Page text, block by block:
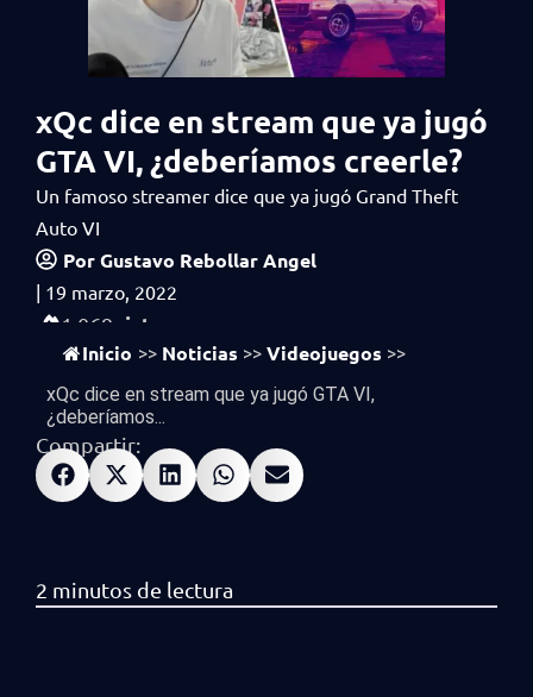
xQc dice en stream que ya jugó
GTA VI, ¿deberíamos creerle?
Un famoso streamer dice que ya jugó Grand Theft
Auto VI
PorGustavo Rebollar Angel
| 19 marzo, 2022
1,069 vistas
Inicio >> Noticias >> Videojuegos >>
xQc dice en stream que ya jugó GTA VI,
¿deberíamos...
Compartir: